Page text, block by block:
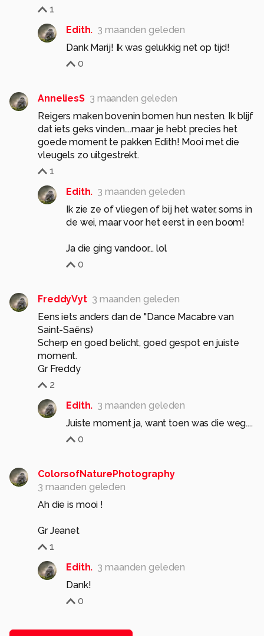
1
Edith. 3 maanden geleden
Dank Marij! Ik was gelukkig net op tijd!
0
AnneliesS 3 maanden geleden
Reigers maken bovenin bomen hun nesten. Ik blijf
dat iets geks vinden....maar je hebt precies het
goede moment te pakken Edith! Mooi met die
vleugels zo uitgestrekt.
1
Edith. 3 maanden geleden
Ik zie ze of vliegen of bij het water, soms in
de wei, maar voor het eerst in een boom!
Ja die ging vandoor... lol
0
FreddyVyt 3 maanden geleden
Eens iets anders dan de "Dance Macabre van
Saint-Saëns)
Scherp en goed belicht, goed gespot en juiste
moment.
Gr Freddy
2
Edith. 3 maanden geleden
Juiste moment ja, want toen was die weg....
0
ColorsofNaturePhotography
3 maanden geleden
Ah die is mooi !
Gr Jeanet
1
Edith. 3 maanden geleden
Dank!
0